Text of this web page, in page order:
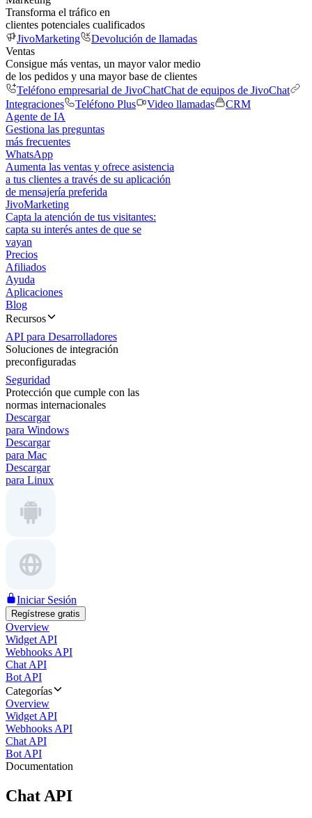
Transforma el tráfico en
clientes potenciales cualificados
JivoMarketing
Devolución de llamadas
Ventas
Consigue más ventas, un mayor valor medio
de los pedidos y una mayor base de clientes
Teléfono empresarial de JivoChatChat de equipos de JivoChat
Integraciones
Teléfono Plus Video llamadas
CRM
Agente de IA
Gestiona las preguntas
más frecuentes
WhatsApp
Aumenta las ventas y ofrece asistencia
a tus clientes a través de su aplicación
de mensajería preferida
JivoMarketing
Capta la atención de tus visitantes:
capta su interés antes de que se
vayan
Precios
Afiliados
Ayuda
Aplicaciones
Blog
Recursos
API para Desarrolladores
Soluciones de integración
preconfiguradas
Seguridad
Protección que cumple con las
normas internacionales
Descargar
para Windows
Descargar
para Mac
Descargar
para Linux
Iniciar Sesión
Regístrese gratis
Overview
Widget API
Webhooks API
Chat API
Bot API
Categorías
Overview
Widget API
Webhooks API
Chat API
Bot API
Documentation
Chat API